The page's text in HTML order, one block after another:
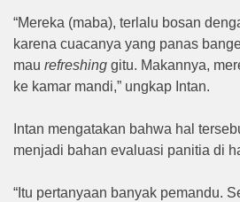
“Mereka (maba), terlalu bosan
karena cuacanya yang panas
mau refreshing gitu. Makannya,
ke kamar mandi,” ungkap Intan.
Intan mengatakan bahwa hal
menjadi bahan evaluasi panitia di
“Itu pertanyaan banyak pemandu.